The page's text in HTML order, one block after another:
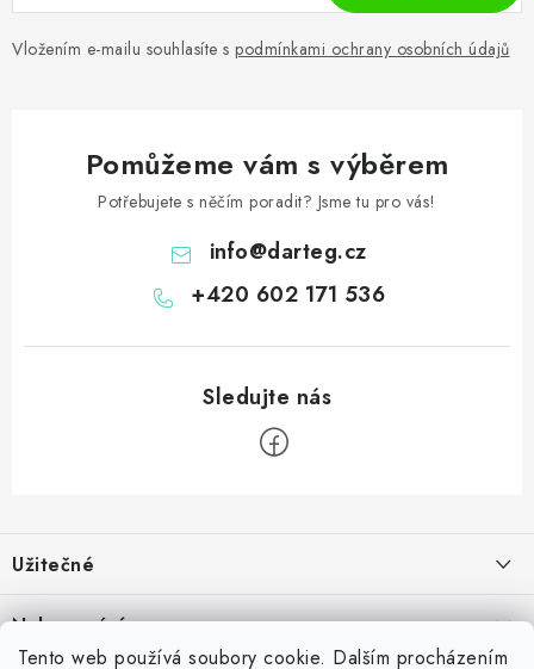
Tento web používá soubory cookie. Dalším procházením
Vložením e-mailu souhlasíte s podmínkami ochrany osobních údajů
Pomůžeme vám s výběrem
Potřebujete s něčím poradit? Jsme tu pro vás!
info@darteg.cz
+420 602 171 536
p
a
Užitečné
Kontakt
Věrnostní program
Nakupování